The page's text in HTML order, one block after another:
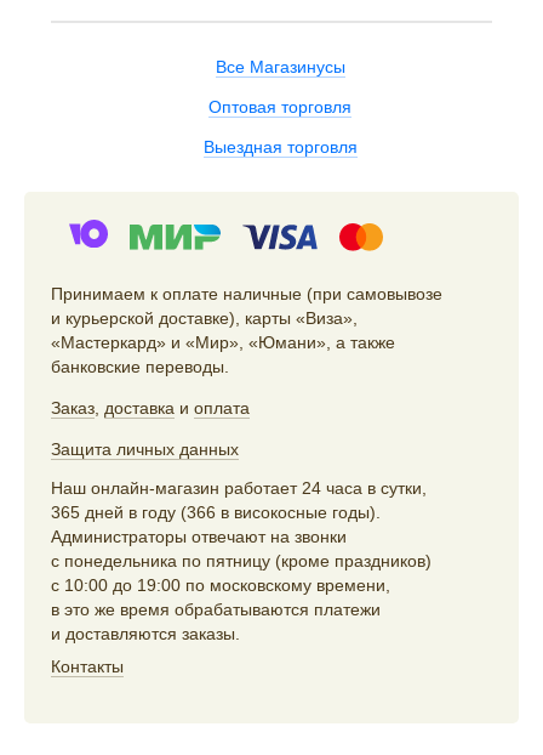
Все Магазинусы
Оптовая торговля
Выездная торговля
Принимаем к оплате наличные (при самовывозе
и курьерской доставке), карты «Виза»,
«Мастеркард» и «Мир», «Юмани», а также
банковские переводы.
Заказ доставка и оплата
Защита личных данных
Наш онлайн-магазин работает 24 часа в сутки,
365 дней в году (366 в високосные годы).
Администраторы отвечают на звонки
с понедельника по пятницу (кроме праздников)
с 10:00 до 19:00 по московскому времени,
в это же время обрабатываются платежи
и доставляются заказы.
Контакты